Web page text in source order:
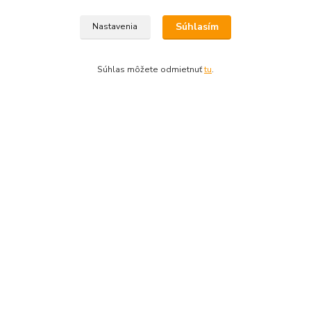
Ako pôsobí kamenec
Nové fľašky GoEco® zo 100% recyklátu!
Smrdí ti práčka ?
Nastavenia Súhlasím
Súhlas môžete odmietnuťtu.